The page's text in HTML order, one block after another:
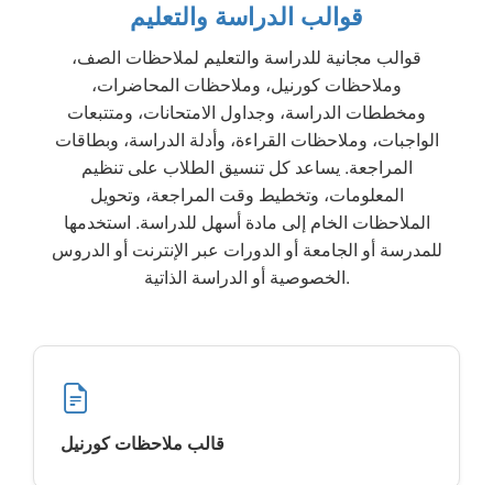
قوالب الدراسة والتعليم
قوالب مجانية للدراسة والتعليم لملاحظات الصف،
وملاحظات كورنيل، وملاحظات المحاضرات،
ومخططات الدراسة، وجداول الامتحانات، ومتتبعات
الواجبات، وملاحظات القراءة، وأدلة الدراسة، وبطاقات
المراجعة. يساعد كل تنسيق الطلاب على تنظيم
المعلومات، وتخطيط وقت المراجعة، وتحويل
الملاحظات الخام إلى مادة أسهل للدراسة. استخدمها
للمدرسة أو الجامعة أو الدورات عبر الإنترنت أو الدروس
الخصوصية أو الدراسة الذاتية.
قالب ملاحظات كورنيل